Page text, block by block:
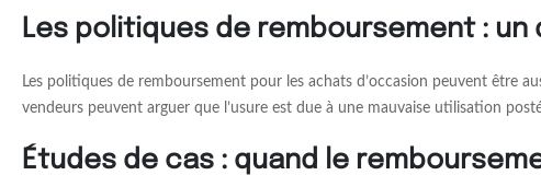
Les politiques de remboursement :
Les politiques de remboursement pour les achats d’occasion peuvent être
vendeurs peuvent arguer que l’usure est due à une mauvaise utilisation
Études de cas : quand le